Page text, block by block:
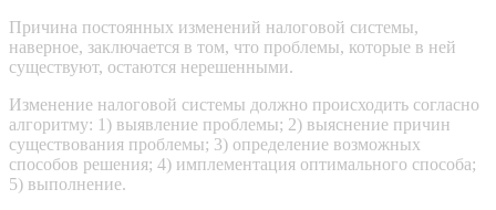
Причина постоянных изменений налоговой системы,
наверное, заключается в том, что проблемы, которые в ней
существуют, остаются нерешенными.
Изменение налоговой системы должно происходить согласно
алгоритму: 1) выявление проблемы; 2) выяснение причин
существования проблемы; 3) определение возможных
способов решения; 4) имплементация оптимального способа;
5) выполнение.